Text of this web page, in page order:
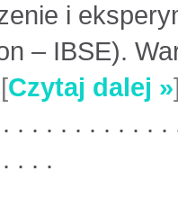
i
– IBSE).
[Czytaj dalej »
. . . . . . . . . .
. . .